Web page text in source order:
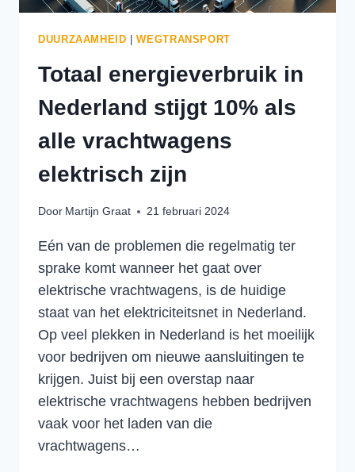
DUURZAAMHEID |WEGTRANSPORT
Totaal energieverbruik in
Nederland stijgt 10% als
alle vrachtwagens
elektrisch zijn
Door Martijn Graat 21 februari 2024
Eén van de problemen die regelmatig ter
sprake komt wanneer het gaat over
elektrische vrachtwagens, is de huidige
staat van het elektriciteitsnet in Nederland.
Op veel plekken in Nederland is het moeilijk
voor bedrijven om nieuwe aansluitingen te
krijgen. Juist bij een overstap naar
elektrische vrachtwagens hebben bedrijven
vaak voor het laden van die
vrachtwagens…